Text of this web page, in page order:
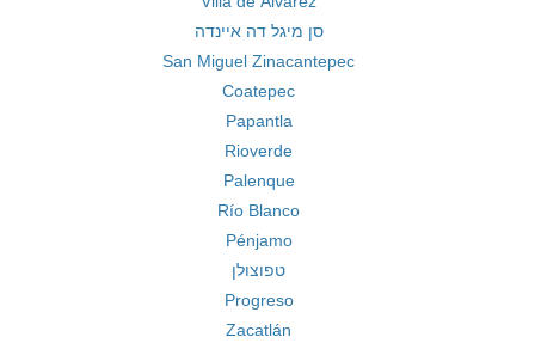
סן מיגל דה איינדה
San Miguel Zinacantepec
Coatepec
Papantla
Rioverde
Palenque
Río Blanco
Pénjamo
טפוצולן
Progreso
Zacatlán